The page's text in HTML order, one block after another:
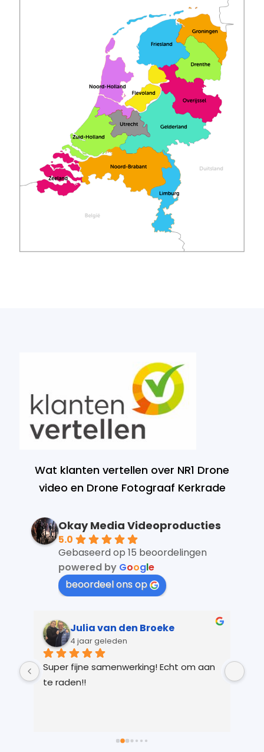
Wat klanten vertellen over NR1 Drone
video en Drone Fotograaf Kerkrade
Okay Media Videoproducties
5.0
Gebaseerd op 15 beoordelingen
powered by Google
beoordeel ons op
Julia van den Broeke
4 jaar geleden
Super fijne samenwerking! Echt om aan
te raden!!